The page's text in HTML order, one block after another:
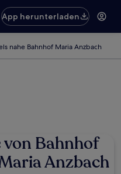
App herunterladen
nahe Bahnhof Maria Anzbach
von Bahnhof
Anzbach